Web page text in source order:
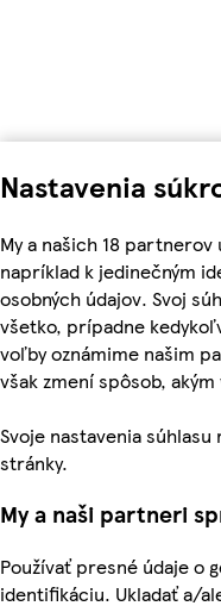
Nastavenia
My a našich 18
napríklad k jedinečným
osobných údajov. Svoj
všetko, prípadne
voľby oznámime našim
však zmení spôsob,
Svoje nastavenia
stránky.
My a naši partneri
Používať presné údaje o
identifikáciu. Ukladať a/